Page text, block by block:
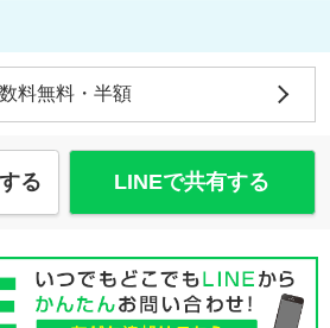
料無料・半額
る LINEで共有する